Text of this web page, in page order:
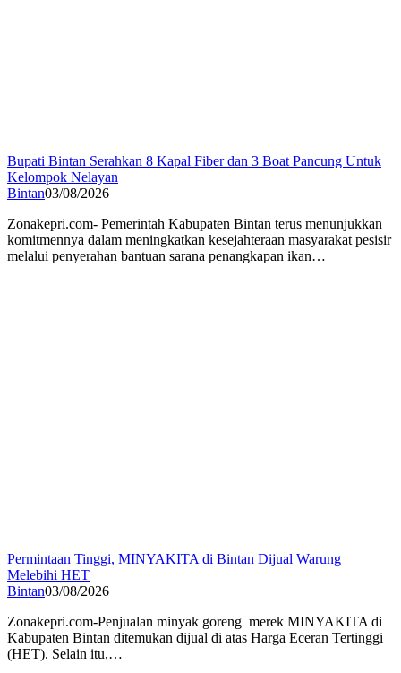
Bupati Bintan Serahkan 8 Kapal Fiber dan 3 Boat Pancung Untuk
Kelompok Nelayan
Bintan03/08/2026
Zonakepri.com- Pemerintah Kabupaten Bintan terus menunjukkan
komitmennya dalam meningkatkan kesejahteraan masyarakat pesisir
melalui penyerahan bantuan sarana penangkapan ikan…
Permintaan Tinggi, MINYAKITA di Bintan Dijual Warung
Melebihi HET
Bintan03/08/2026
Zonakepri.com-Penjualan minyak goreng merek MINYAKITA di
Kabupaten Bintan ditemukan dijual di atas Harga Eceran Tertinggi
(HET). Selain itu,…